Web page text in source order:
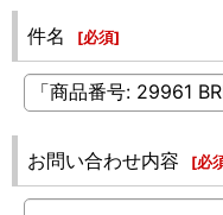
件名 [必須]
お問い合わせ内容 [必